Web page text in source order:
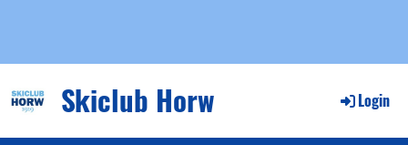
Skiclub Horw Login